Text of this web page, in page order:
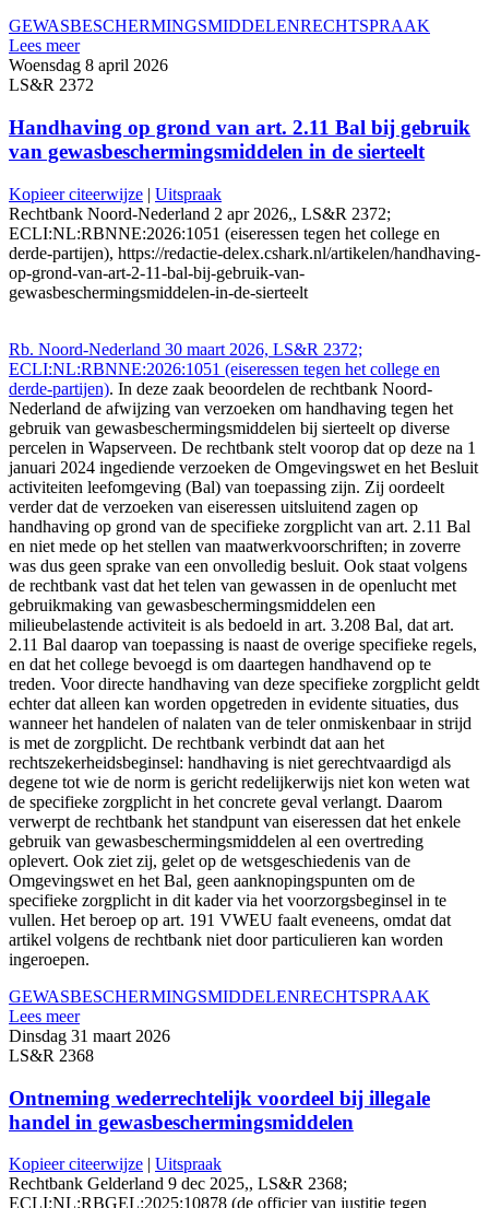
GEWASBESCHERMINGSMIDDELENRECHTSPRAAK
Lees meer
Woensdag 8 april 2026
LS&R 2372
Handhaving op grond van art. 2.11 Bal bij gebruik
van gewasbeschermingsmiddelen in de sierteelt
Kopieer citeerwijze | Uitspraak
Rechtbank Noord-Nederland 2 apr 2026,, LS&R 2372;
ECLI:NL:RBNNE:2026:1051 (eiseressen tegen het college en
derde-partijen), https://redactie-delex.cshark.nl/artikelen/handhaving-
op-grond-van-art-2-11-bal-bij-gebruik-van-
gewasbeschermingsmiddelen-in-de-sierteelt
Rb. Noord-Nederland 30 maart 2026, LS&R 2372;
ECLI:NL:RBNNE:2026:1051 (eiseressen tegen het college en
derde-partijen). In deze zaak beoordelen de rechtbank Noord-
Nederland de afwijzing van verzoeken om handhaving tegen het
gebruik van gewasbeschermingsmiddelen bij sierteelt op diverse
percelen in Wapserveen. De rechtbank stelt voorop dat op deze na 1
januari 2024 ingediende verzoeken de Omgevingswet en het Besluit
activiteiten leefomgeving (Bal) van toepassing zijn. Zij oordeelt
verder dat de verzoeken van eiseressen uitsluitend zagen op
handhaving op grond van de specifieke zorgplicht van art. 2.11 Bal
en niet mede op het stellen van maatwerkvoorschriften; in zoverre
was dus geen sprake van een onvolledig besluit. Ook staat volgens
de rechtbank vast dat het telen van gewassen in de openlucht met
gebruikmaking van gewasbeschermingsmiddelen een
milieubelastende activiteit is als bedoeld in art. 3.208 Bal, dat art.
2.11 Bal daarop van toepassing is naast de overige specifieke regels,
en dat het college bevoegd is om daartegen handhavend op te
treden. Voor directe handhaving van deze specifieke zorgplicht geldt
echter dat alleen kan worden opgetreden in evidente situaties, dus
wanneer het handelen of nalaten van de teler onmiskenbaar in strijd
is met de zorgplicht. De rechtbank verbindt dat aan het
rechtszekerheidsbeginsel: handhaving is niet gerechtvaardigd als
degene tot wie de norm is gericht redelijkerwijs niet kon weten wat
de specifieke zorgplicht in het concrete geval verlangt. Daarom
verwerpt de rechtbank het standpunt van eiseressen dat het enkele
gebruik van gewasbeschermingsmiddelen al een overtreding
oplevert. Ook ziet zij, gelet op de wetsgeschiedenis van de
Omgevingswet en het Bal, geen aanknopingspunten om de
specifieke zorgplicht in dit kader via het voorzorgsbeginsel in te
vullen. Het beroep op art. 191 VWEU faalt eveneens, omdat dat
artikel volgens de rechtbank niet door particulieren kan worden
ingeroepen.
GEWASBESCHERMINGSMIDDELENRECHTSPRAAK
Lees meer
Dinsdag 31 maart 2026
LS&R 2368
Ontneming wederrechtelijk voordeel bij illegale
handel in gewasbeschermingsmiddelen
Kopieer citeerwijze | Uitspraak
Rechtbank Gelderland 9 dec 2025,, LS&R 2368;
ECLI:NL:RBGEL:2025:10878 (de officier van justitie tegen